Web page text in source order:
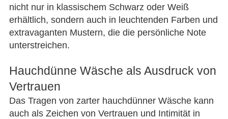
nicht nur in klassischem Schwarz oder Weiß
erhältlich, sondern auch in leuchtenden Farben und
extravaganten Mustern, die die persönliche Note
unterstreichen.
Hauchdünne Wäsche als Ausdruck von
Vertrauen
Das Tragen von zarter hauchdünner Wäsche kann
auch als Zeichen von Vertrauen und Intimität in